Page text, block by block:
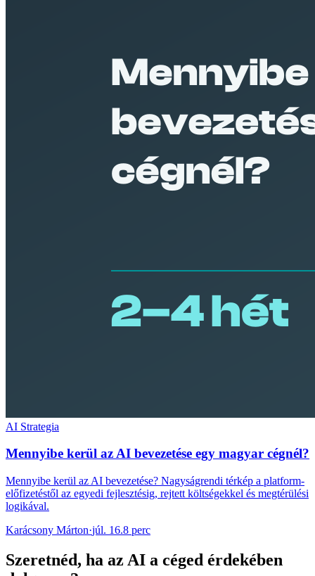
AI Strategia
Mennyibe kerül az AI bevezetése egy magyar cégnél?
Mennyibe kerül az AI bevezetése? Nagyságrendi térkép a platform-
előfizetéstől az egyedi fejlesztésig, rejtett költségekkel és megtérülési
logikával.
Karácsony Márton·júl. 16.8 perc
Szeretnéd, ha az AI a céged érdekében